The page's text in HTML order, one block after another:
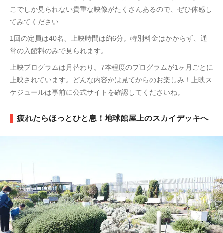
こでしか見られない貴重な映像がたくさんあるので、ぜひ体感し
てみてください
1回の定員は40名、上映時間は約6分。特別料金はかからず、通
常の入館料のみで見られます。
上映プログラムは月替わり。7本程度のプログラムが1ヶ月ごとに
上映されています。どんな内容かは見てからのお楽しみ！上映ス
ケジュールは事前に公式サイトを確認してくださいね。
疲れたらほっとひと息！地球館屋上のスカイデッキへ